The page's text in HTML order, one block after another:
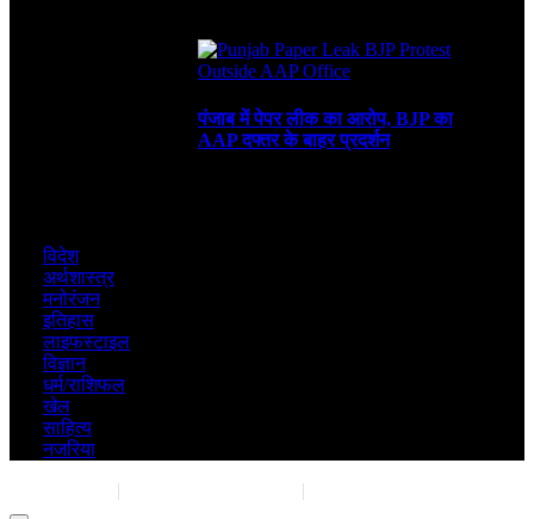
पंजाब में पेपर लीक का आरोप, BJP का
AAP दफ्तर के बाहर प्रदर्शन
विदेश
अर्थशास्त्र
मनोरंजन
इतिहास
लाइफस्टाइल
विज्ञान
धर्म/राशिफल
खेल
साहित्य
नजरिया
| |